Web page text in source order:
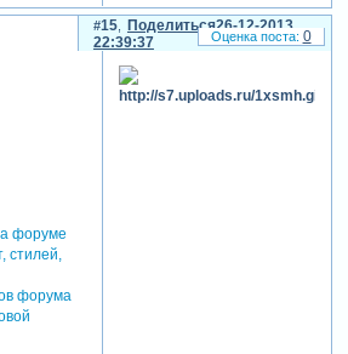
Поделиться
15
26-12-2013
22:39:37
0